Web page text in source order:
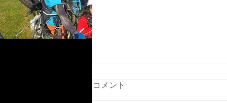
コメント